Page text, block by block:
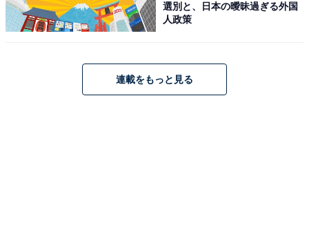
選別と、日本の曖昧過ぎる外国
人政策
連載をもっと見る